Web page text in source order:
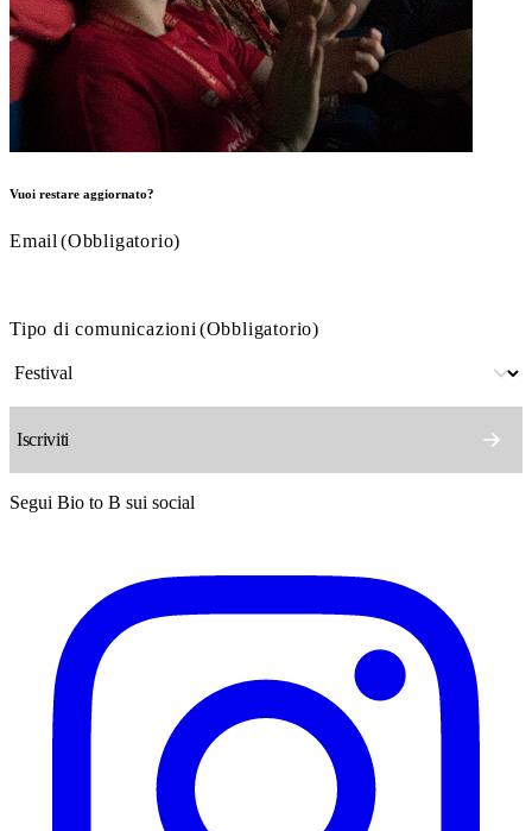
Vuoi restare aggiornato?
Email (Obbligatorio)
Tipo di comunicazioni (Obbligatorio)
Segui Bio to B sui social